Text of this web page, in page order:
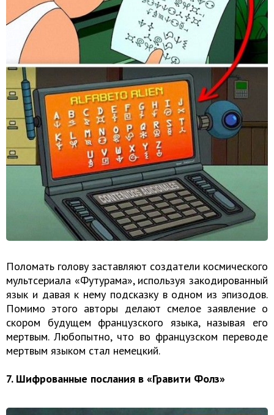
Поломать голову заставляют создатели космического
мультсериала «Футурама», используя закодированный
язык и давая к нему подсказку в одном из эпизодов.
Помимо этого авторы делают смелое заявление о
скором будущем французского языка, называя его
мертвым. Любопытно, что во французском переводе
мертвым языком стал немецкий.
7. Шифрованные послания в «Гравити Фолз»